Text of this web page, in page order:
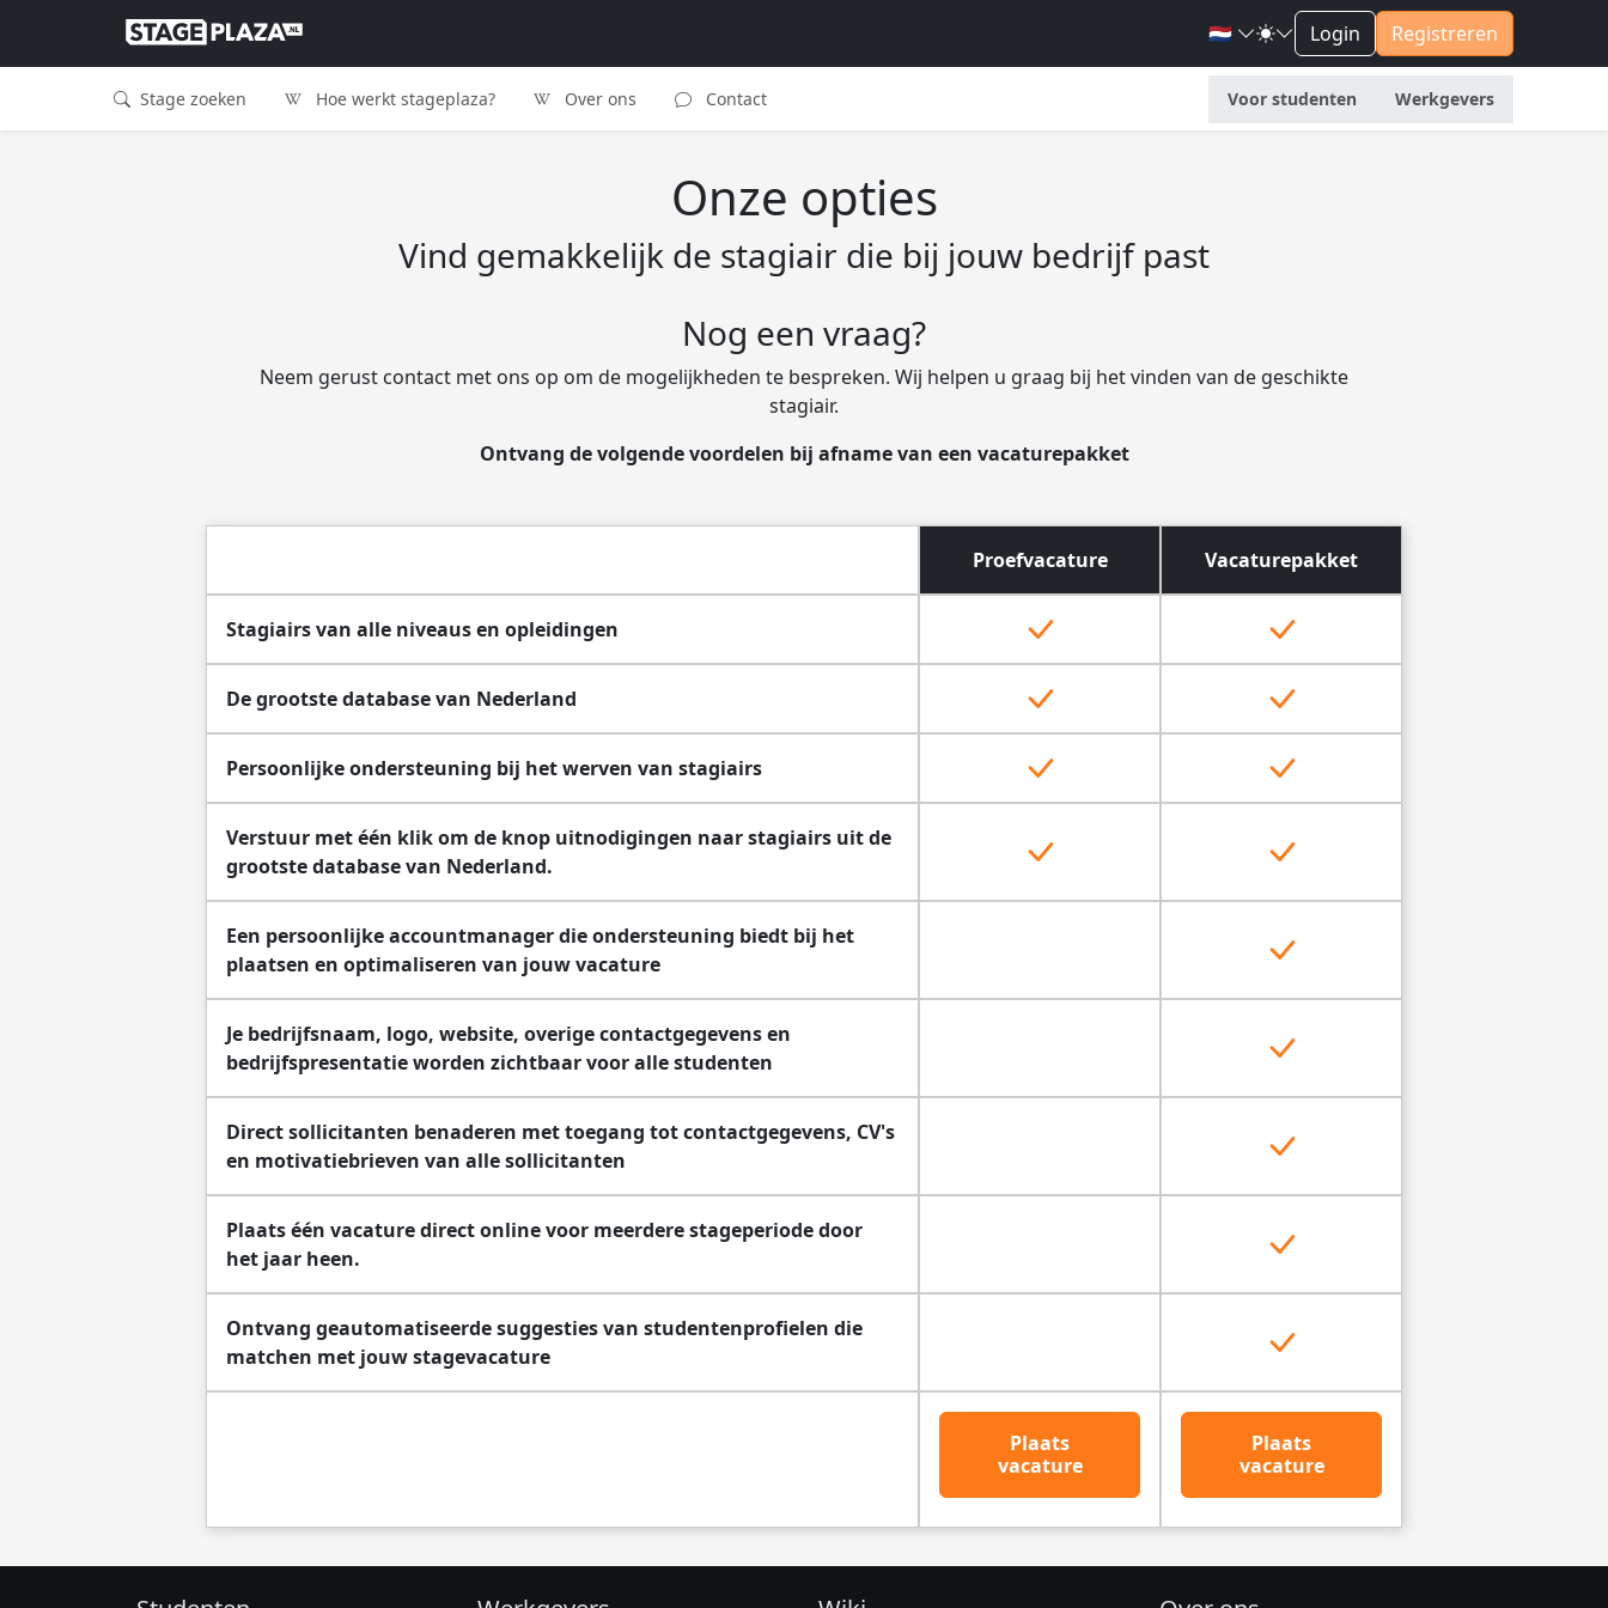
🇳🇱 Login Registreren
Stage zoeken Hoe werkt stageplaza? Over ons Contact Voor studenten Werkgevers
Onze opties
Vind gemakkelijk de stagiair die bij jouw bedrijf past
Nog een vraag?
Neem gerust contact met ons op om de mogelijkheden te bespreken. Wij helpen u graag bij het vinden van de geschikte
stagiair.
Ontvang de volgende voordelen bij afname van een vacaturepakket
Proefvacature Vacaturepakket
Stagiairs van alle niveaus en opleidingen
De grootste database van Nederland
Persoonlijke ondersteuning bij het werven van stagiairs
Verstuur met één klik om de knop uitnodigingen naar stagiairs uit de
grootste database van Nederland.
Een persoonlijke accountmanager die ondersteuning biedt bij het
plaatsen en optimaliseren van jouw vacature
Je bedrijfsnaam, logo, website, overige contactgegevens en
bedrijfspresentatie worden zichtbaar voor alle studenten
Direct sollicitanten benaderen met toegang tot contactgegevens, CV's
en motivatiebrieven van alle sollicitanten
Plaats één vacature direct online voor meerdere stageperiode door
het jaar heen.
Ontvang geautomatiseerde suggesties van studentenprofielen die
matchen met jouw stagevacature
Plaats
vacature
Plaats
vacature